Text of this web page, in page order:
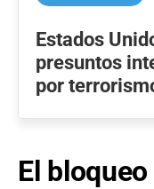
Estados
presuntos
por
El bloqueo